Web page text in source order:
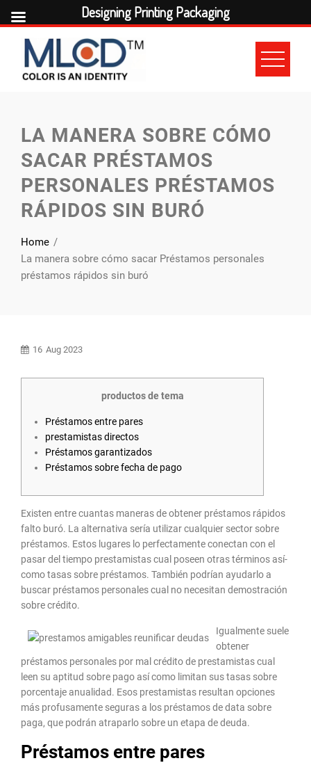
LA MANERA SOBRE CÓMO
SACAR PRÉSTAMOS
PERSONALES PRÉSTAMOS
RÁPIDOS SIN BURÓ
Home
La manera sobre cómo sacar Préstamos personales
préstamos rápidos sin buró
16 Aug 2023
productos de tema
Préstamos entre pares
prestamistas directos
Préstamos garantizados
Préstamos sobre fecha de pago
Existen entre cuantas maneras de obtener préstamos rápidos
falto buró. La alternativa serí­a utilizar cualquier sector sobre
préstamos. Estos lugares lo perfectamente conectan con el
pasar del tiempo prestamistas cual poseen otras términos así­
como tasas sobre préstamos. También podrían ayudarlo a
buscar préstamos personales cual no necesitan demostración
sobre crédito.
Igualmente suele
obtener
préstamos personales por mal crédito de prestamistas cual
leen su aptitud sobre pago así­ como limitan sus tasas sobre
porcentaje anualidad. Esos prestamistas resultan opciones
más profusamente seguras a los préstamos de data sobre
paga, que podrán atraparlo sobre un etapa de deuda.
Préstamos entre pares
Designing Printing Packaging